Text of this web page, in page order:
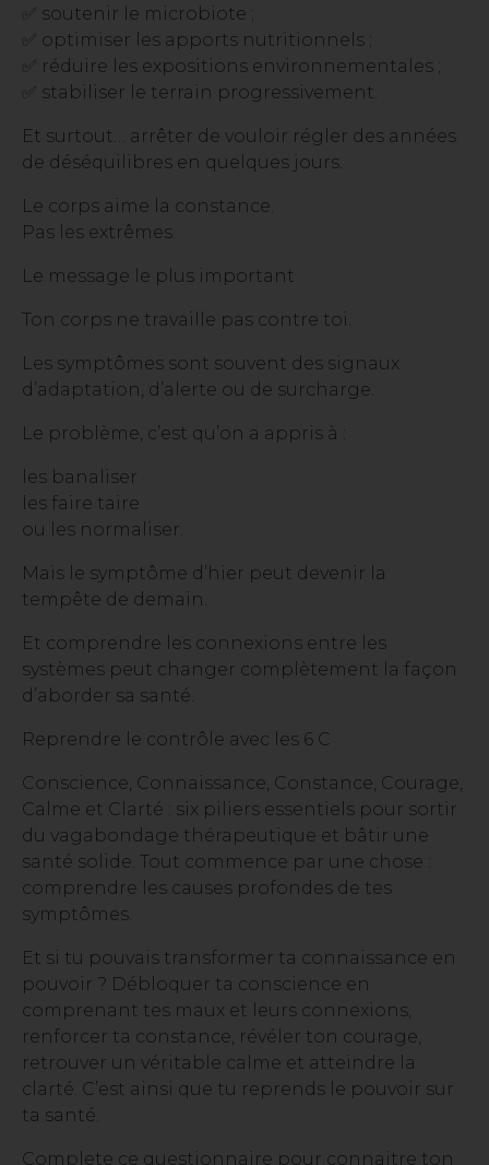
✅ soutenir le microbiote ;
✅ optimiser les apports nutritionnels ;
✅ réduire les expositions environnementales ;
✅ stabiliser le terrain progressivement.
Et surtout… arrêter de vouloir régler des années
de déséquilibres en quelques jours.
Le corps aime la constance.
Pas les extrêmes.
Le message le plus important
Ton corps ne travaille pas contre toi.
Les symptômes sont souvent des signaux
d’adaptation, d’alerte ou de surcharge.
Le problème, c’est qu’on a appris à :
les banaliser
les faire taire
ou les normaliser.
Mais le symptôme d’hier peut devenir la
tempête de demain.
Et comprendre les connexions entre les
systèmes peut changer complètement la façon
d’aborder sa santé.
Reprendre le contrôle avec les 6 C
Conscience, Connaissance, Constance, Courage,
Calme et Clarté : six piliers essentiels pour sortir
du vagabondage thérapeutique et bâtir une
santé solide. Tout commence par une chose :
comprendre les causes profondes de tes
symptômes.
Et si tu pouvais transformer ta connaissance en
pouvoir ? Débloquer ta conscience en
comprenant tes maux et leurs connexions,
renforcer ta constance, révéler ton courage,
retrouver un véritable calme et atteindre la
clarté. C’est ainsi que tu reprends le pouvoir sur
ta santé.
Complete ce questionnaire pour connaitre ton